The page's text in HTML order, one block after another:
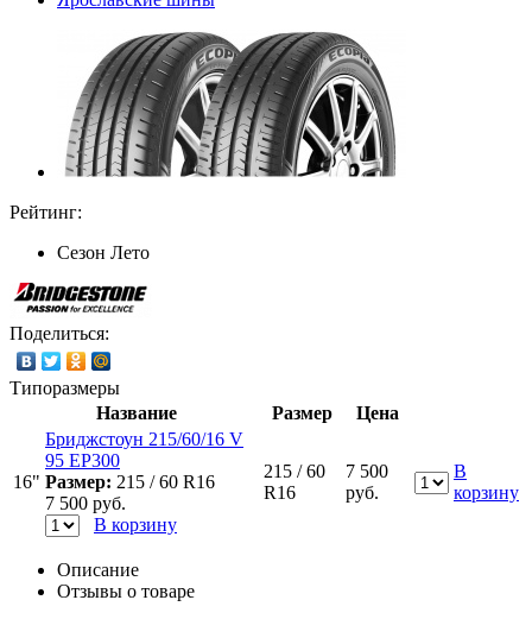
Рейтинг:
Сезон Лето
Поделиться:
Типоразмеры
Название
Размер Цена
16"
Бриджстоун 215/60/16 V
95 EP300
Размер: 215 / 60 R16
7 500 руб.
В корзину
215 / 60
R16
7 500
руб.
В
корзину
Описание
Отзывы о товаре